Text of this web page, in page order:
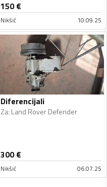
150€
Nikšić 10.09.25
Diferencijali
Za: Land Rover Defender
300€
Nikšić 06.07.25